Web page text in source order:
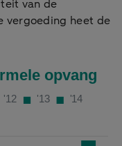
van de
vergoeding heet de